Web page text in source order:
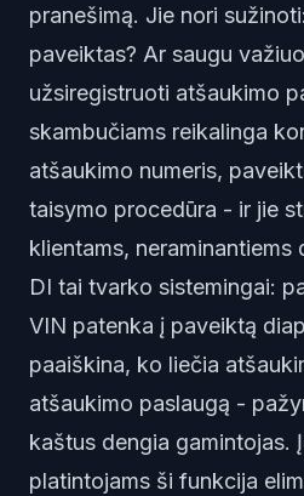
pranešimą. Jie nori
paveiktas? Ar saugu
užsiregistruoti atšaukimo
skambučiams reikalinga
atšaukimo numeris,
taisymo procedūra - ir jie
klientams, neraminantiems
DI tai tvarko sistemingai:
VIN patenka į paveiktą
paaiškina, ko liečia
atšaukimo paslaugą -
kaštus dengia gamintojas.
platintojams ši funkcija